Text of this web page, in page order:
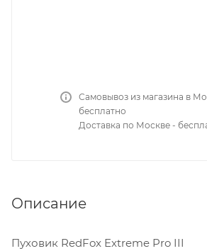
Самовывоз из магазина в
бесплатно
Доставка по Москве -
Описание
Пуховик RedFox Extreme Pro III